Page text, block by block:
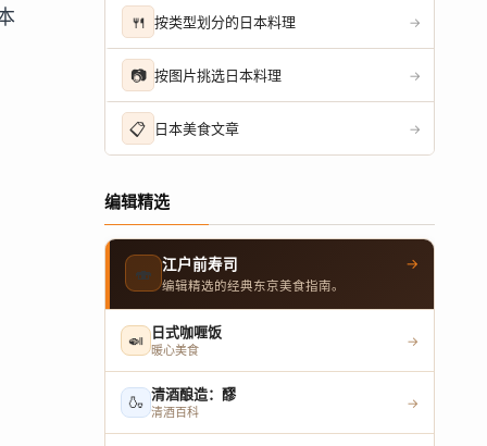
🍴 按类型划分的日本料理 →
📷 按图片挑选日本料理 →
📋 日本美食文章 →
编辑精选
🍣 江户前寿司
编辑精选的经典东京美食指南。
→
🍛 日式咖喱饭
暖心美食
→
🍶 清酒酿造：醪
清酒百科
→